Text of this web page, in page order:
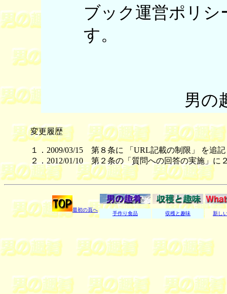
ブック運営ポリ
す。
男の
変更履歴
１．2009/03/15 第８条に 「URL記載の制限」 を追
２．2012/01/10 第２条の「質問への回答の実施」に
最初の頁へ
手作り食品 収穫と趣味 新し